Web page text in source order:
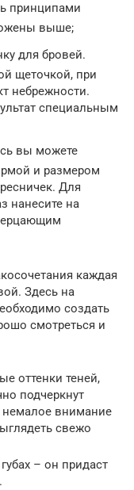
принципами
выше;
для бровей.
щеточкой, при
небрежности.
специальным
вы можете
и размером
Для
нанесите на
каждая
Здесь на
создать
смотреться и
оттенки теней,
подчеркнут
немалое внимание
свежо
– он придаст